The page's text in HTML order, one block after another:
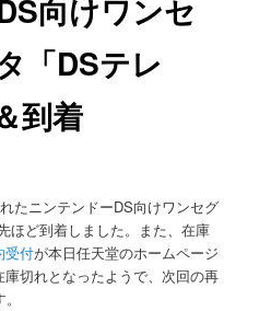
向けワンセ
「DSテレ
到着
たニンテンドーDS向けワンセグ
ほど到着しました。また、在庫
受付が本日任天堂のホームページ
切れとなったようで、次回の再